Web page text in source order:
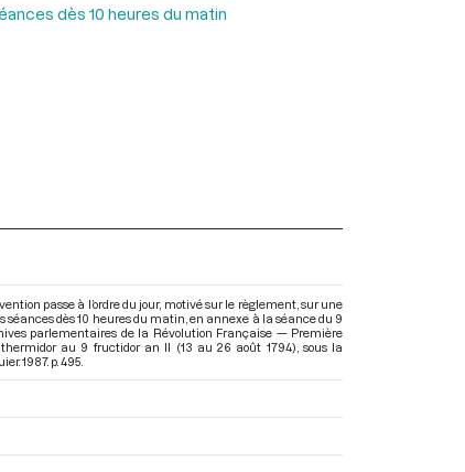
dès 10 heures du matin
passe à l’ordre du jour, motivé sur le règlement, sur une
séances dès 10 heures du matin, en annexe à la séance du 9
parlementaires de la Révolution Française — Première
au 9 fructidor an II (13 au 26 août 1794) , sous la
1987. p. 495.